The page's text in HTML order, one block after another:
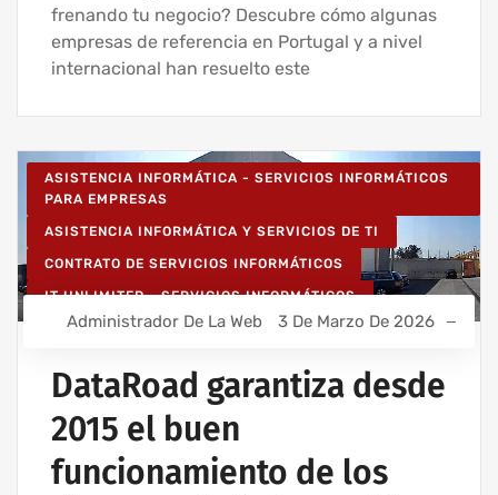
frenando tu negocio? Descubre cómo algunas
empresas de referencia en Portugal y a nivel
internacional han resuelto este
ASISTENCIA INFORMÁTICA - SERVICIOS INFORMÁTICOS
PARA EMPRESAS
ASISTENCIA INFORMÁTICA Y SERVICIOS DE TI
CONTRATO DE SERVICIOS INFORMÁTICOS
IT UNLIMITED - SERVICIOS INFORMÁTICOS
MANTENIMIENTO INFORMÁTICO PARA EMPRESAS
Administrador De La Web 3 De Marzo De 2026
DataRoad garantiza desde
2015 el buen
funcionamiento de los